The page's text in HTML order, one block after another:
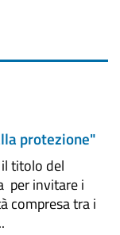
protezione"
titolo del
per invitare i
compresa tra i